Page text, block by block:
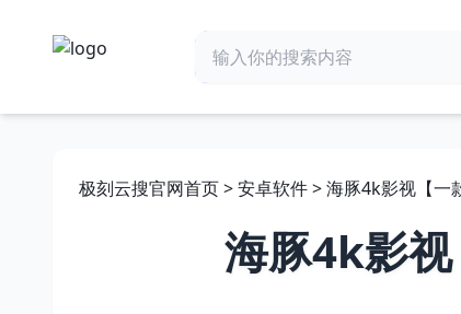
极刻云搜官网首页>安卓软件> 海豚4k影视【一
海豚4k影